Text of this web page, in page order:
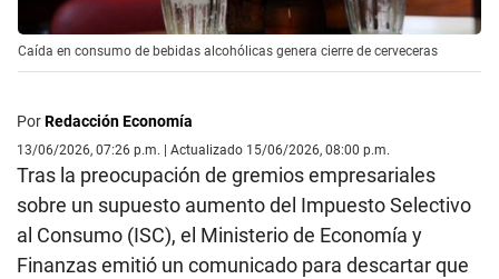
Caída en consumo de bebidas alcohólicas genera cierre de cerveceras
PorRedacción Economía
13/06/2026, 07:26 p.m. | Actualizado 15/06/2026, 08:00 p.m.
Tras la preocupación de gremios empresariales
sobre un supuesto aumento del Impuesto Selectivo
al Consumo (ISC), el Ministerio de Economía y
Finanzas emitió un comunicado para descartar que